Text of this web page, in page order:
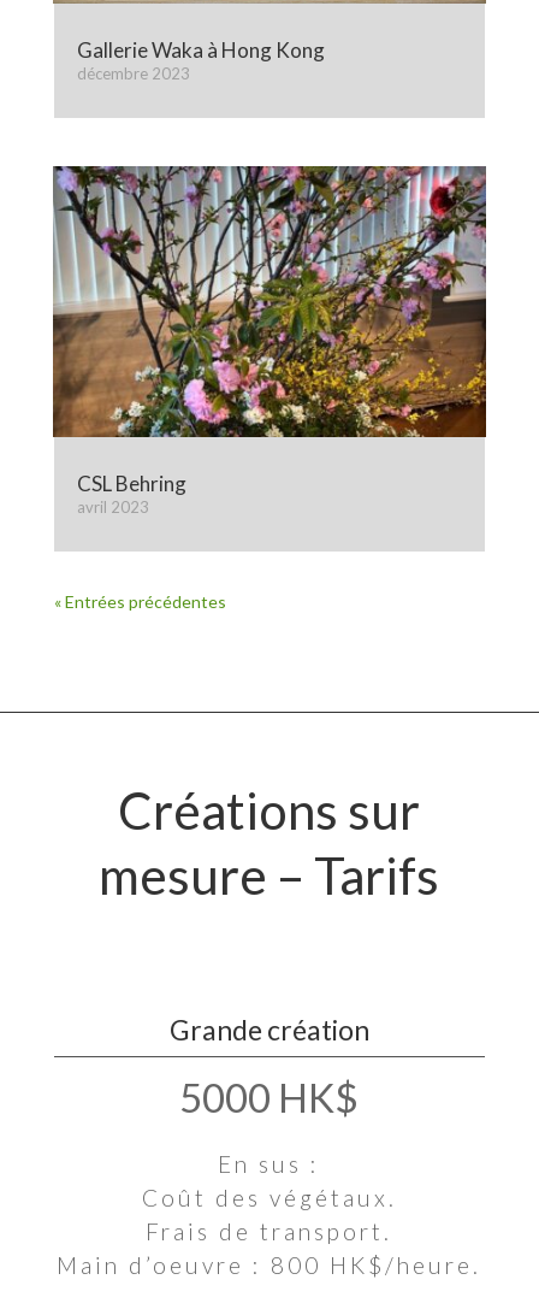
Gallerie Waka à Hong Kong
décembre 2023
CSL Behring
avril 2023
« Entrées précédentes
Créations sur
mesure – Tarifs
Grande création
5000 HK$
En sus :
Coût des végétaux.
Frais de transport.
Main d’oeuvre : 800 HK$/heure.